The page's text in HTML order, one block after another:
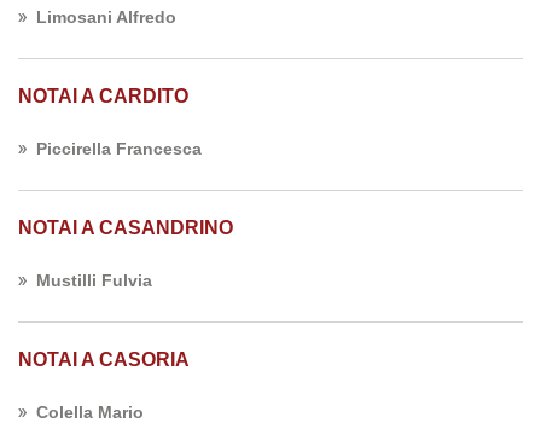
Limosani Alfredo
NOTAI A CARDITO
Piccirella Francesca
NOTAI A CASANDRINO
Mustilli Fulvia
NOTAI A CASORIA
Colella Mario